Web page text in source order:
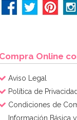
Compra Online
Aviso Legal
Política de Privacidad
Condiciones de
Información Básica